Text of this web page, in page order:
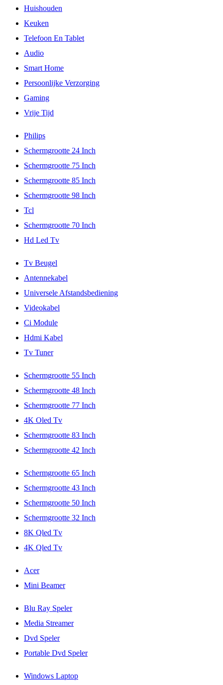
Huishouden
Keuken
Telefoon En Tablet
Audio
Smart Home
Persoonlijke Verzorging
Gaming
Vrije Tijd
Philips
Schermgrootte 24 Inch
Schermgrootte 75 Inch
Schermgrootte 85 Inch
Schermgrootte 98 Inch
Tcl
Schermgrootte 70 Inch
Hd Led Tv
Tv Beugel
Antennekabel
Universele Afstandsbediening
Videokabel
Ci Module
Hdmi Kabel
Tv Tuner
Schermgrootte 55 Inch
Schermgrootte 48 Inch
Schermgrootte 77 Inch
4K Oled Tv
Schermgrootte 83 Inch
Schermgrootte 42 Inch
Schermgrootte 65 Inch
Schermgrootte 43 Inch
Schermgrootte 50 Inch
Schermgrootte 32 Inch
8K Qled Tv
4K Qled Tv
Acer
Mini Beamer
Blu Ray Speler
Media Streamer
Dvd Speler
Portable Dvd Speler
Windows Laptop